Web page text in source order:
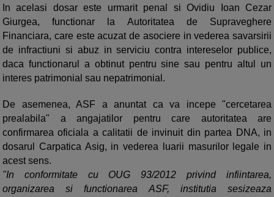
In acelasi dosar este urmarit penal si Ovidiu Ioan Cezar
Giurgea, functionar la Autoritatea de Supraveghere
Financiara, care este acuzat de asociere in vederea savarsirii
de infractiuni si abuz in serviciu contra intereselor publice,
daca functionarul a obtinut pentru sine sau pentru altul un
interes patrimonial sau nepatrimonial.
De asemenea, ASF a anuntat ca va incepe "cercetarea
prealabila" a angajatilor pentru care autoritatea are
confirmarea oficiala a calitatii de invinuit din partea DNA, in
dosarul Carpatica Asig, in vederea luarii masurilor legale in
acest sens.
"In conformitate cu OUG 93/2012 privind infiintarea,
organizarea si functionarea ASF, institutia sesizeaza